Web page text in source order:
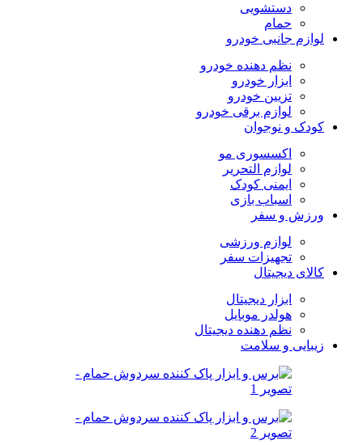
دستشویی
حمام
لوازم جانبی خودرو
نظم دهنده خودرو
ابزار خودرو
تزیین خودرو
لوازم برقی خودرو
کودک و نوجوان
اکسسوری مو
لوازم التحریر
ایمنی کودک
اسباب بازی
ورزش و سفر
لوازم ورزشی
تجهیزات سفر
کالای دیجیتال
ابزار دیجیتال
هولدر موبایل
نظم دهنده دیجیتال
زیبایی و سلامت